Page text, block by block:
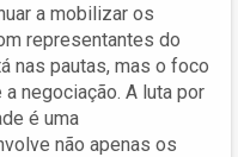
a mobilizar os
representantes do
nas pautas, mas o foco
negociação. A luta por
é uma
não apenas os